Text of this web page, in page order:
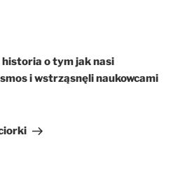
historia o tym jak nasi
i wstrząsnęli naukowcami